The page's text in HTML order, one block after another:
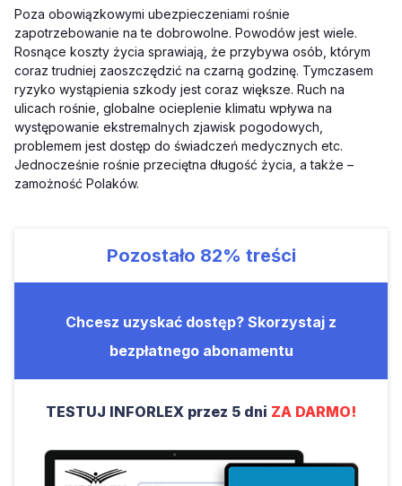
Poza obowiązkowymi ubezpieczeniami rośnie
zapotrzebowanie na te dobrowolne. Powodów jest wiele.
Rosnące koszty życia sprawiają, że przybywa osób, którym
coraz trudniej zaoszczędzić na czarną godzinę. Tymczasem
ryzyko wystąpienia szkody jest coraz większe. Ruch na
ulicach rośnie, globalne ocieplenie klimatu wpływa na
występowanie ekstremalnych zjawisk pogodowych,
problemem jest dostęp do świadczeń medycznych etc.
Jednocześnie rośnie przeciętna długość życia, a także –
zamożność Polaków.
Pozostało 82% treści
Chcesz uzyskać dostęp? Skorzystaj z
bezpłatnego abonamentu
TESTUJ INFORLEX przez 5 dni ZA DARMO!